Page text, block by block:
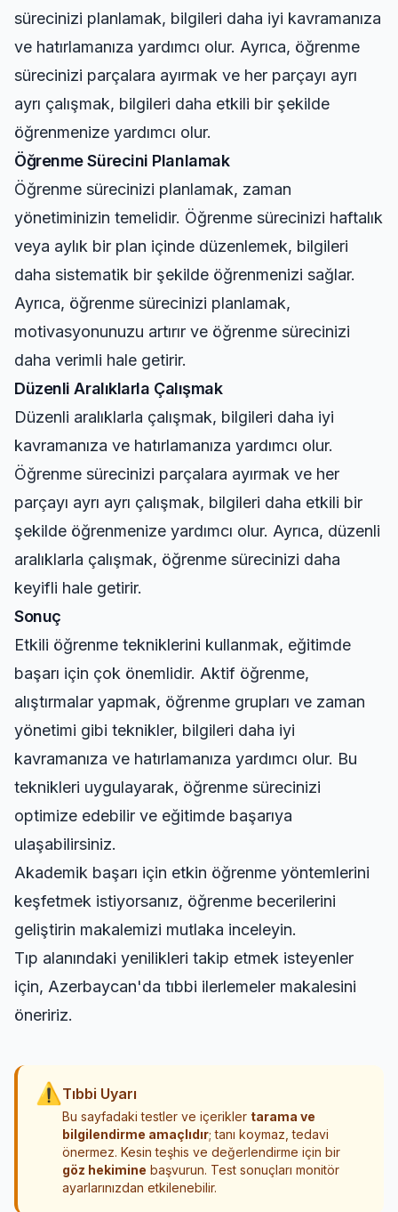
sürecinizi planlamak, bilgileri daha iyi kavramanıza
ve hatırlamanıza yardımcı olur. Ayrıca, öğrenme
sürecinizi parçalara ayırmak ve her parçayı ayrı
ayrı çalışmak, bilgileri daha etkili bir şekilde
öğrenmenize yardımcı olur.
Öğrenme Sürecini Planlamak
Öğrenme sürecinizi planlamak, zaman
yönetiminizin temelidir. Öğrenme sürecinizi haftalık
veya aylık bir plan içinde düzenlemek, bilgileri
daha sistematik bir şekilde öğrenmenizi sağlar.
Ayrıca, öğrenme sürecinizi planlamak,
motivasyonunuzu artırır ve öğrenme sürecinizi
daha verimli hale getirir.
Düzenli Aralıklarla Çalışmak
Düzenli aralıklarla çalışmak, bilgileri daha iyi
kavramanıza ve hatırlamanıza yardımcı olur.
Öğrenme sürecinizi parçalara ayırmak ve her
parçayı ayrı ayrı çalışmak, bilgileri daha etkili bir
şekilde öğrenmenize yardımcı olur. Ayrıca, düzenli
aralıklarla çalışmak, öğrenme sürecinizi daha
keyifli hale getirir.
Sonuç
Etkili öğrenme tekniklerini kullanmak, eğitimde
başarı için çok önemlidir. Aktif öğrenme,
alıştırmalar yapmak, öğrenme grupları ve zaman
yönetimi gibi teknikler, bilgileri daha iyi
kavramanıza ve hatırlamanıza yardımcı olur. Bu
teknikleri uygulayarak, öğrenme sürecinizi
optimize edebilir ve eğitimde başarıya
ulaşabilirsiniz.
Akademik başarı için etkin öğrenme yöntemlerini
keşfetmek istiyorsanız, öğrenme becerilerini
geliştirin makalemizi mutlaka inceleyin.
Tıp alanındaki yenilikleri takip etmek isteyenler
için, Azerbaycan'da tıbbi ilerlemeler makalesini
öneririz.
⚠ Tıbbi Uyarı
Bu sayfadaki testler ve içerikler tarama ve
bilgilendirme amaçlıdır; tanı koymaz, tedavi
önermez. Kesin teşhis ve değerlendirme için bir
göz hekimine başvurun. Test sonuçları monitör
ayarlarınızdan etkilenebilir.